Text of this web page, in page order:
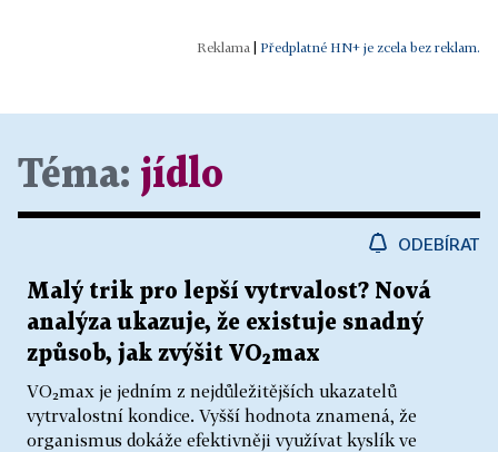
Předplatné HN+ je zcela bez reklam.
Téma: jídlo
ODEBÍRAT
Malý trik pro lepší vytrvalost? Nová
analýza ukazuje, že existuje snadný
způsob, jak zvýšit VO₂max
VO₂max je jedním z nejdůležitějších ukazatelů
vytrvalostní kondice. Vyšší hodnota znamená, že
organismus dokáže efektivněji využívat kyslík ve